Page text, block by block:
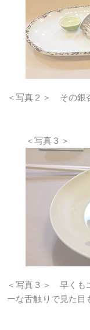
＜写真２＞ その銀
＜写真３＞
＜写真３＞ 早くも
ーな舌触りで見た目